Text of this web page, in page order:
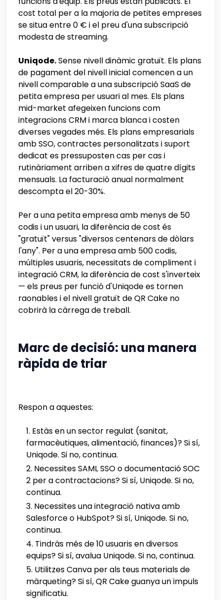
cost total per a la majoria de petites empreses
se situa entre 0 € i el preu d'una subscripció
modesta de streaming.
Uniqode.Sense nivell dinàmic gratuït. Els plans
de pagament del nivell inicial comencen a un
nivell comparable a una subscripció SaaS de
petita empresa per usuari al mes. Els plans
mid-market afegeixen funcions com
integracions CRM i marca blanca i costen
diverses vegades més. Els plans empresarials
amb SSO, contractes personalitzats i suport
dedicat es pressuposten cas per cas i
rutinàriament arriben a xifres de quatre dígits
mensuals. La facturació anual normalment
descompta el 20-30%.
Per a una petita empresa amb menys de 50
codis i un usuari, la diferència de cost és
"gratuït" versus "diversos centenars de dòlars
l'any". Per a una empresa amb 500 codis,
múltiples usuaris, necessitats de compliment i
integració CRM, la diferència de cost s'inverteix
— els preus per funció d'Uniqode es tornen
raonables i el nivell gratuït de QR Cake no
cobrirà la càrrega de treball.
Marc de decisió: una manera
ràpida de triar
Respon a aquestes:
Estàs en un sector regulat (sanitat,
farmacèutiques, alimentació, finances)? Si sí,
Uniqode. Si no, continua.
Necessites SAML SSO o documentació SOC
2 per a contractacions? Si sí, Uniqode. Si no,
continua.
Necessites una integració nativa amb
Salesforce o HubSpot? Si sí, Uniqode. Si no,
continua.
Tindràs més de 10 usuaris en diversos
equips? Si sí, avalua Uniqode. Si no, continua.
Utilitzes Canva per als teus materials de
màrqueting? Si sí, QR Cake guanya un impuls
significatiu.